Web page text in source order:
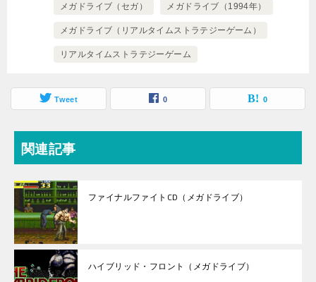
メガドライブ（セガ） メガドライブ（1994年）
メガドライブ（リアルタイムストラテジーゲーム）
リアルタイムストラテジーゲーム
Tweet 0 0
関連記事
ファイナルファイトCD（メガドライブ）
ハイブリッド・フロント（メガドライブ）